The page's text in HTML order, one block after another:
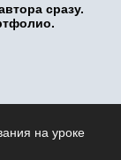
сразу.
на уроке